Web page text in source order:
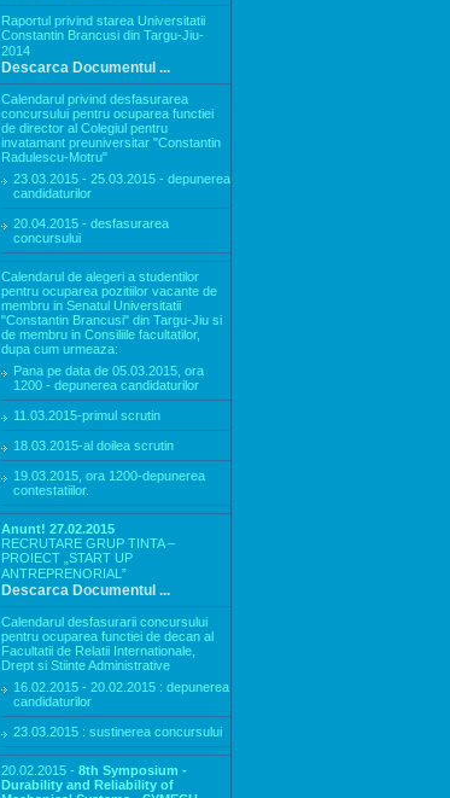
Raportul privind starea Universitatii
Constantin Brancusi din Targu-Jiu-
2014
Descarca Documentul ...
Calendarul privind desfasurarea
concursului pentru ocuparea functiei
de director al Colegiul pentru
invatamant preuniversitar "Constantin
Radulescu-Motru"
23.03.2015 - 25.03.2015 - depunerea
candidaturilor
20.04.2015 - desfasurarea
concursului
Calendarul de alegeri a studentilor
pentru ocuparea pozitiilor vacante de
membru in Senatul Universitatii
"Constantin Brancusi" din Targu-Jiu si
de membru in Consiliile facultatilor,
dupa cum urmeaza:
Pana pe data de 05.03.2015, ora
1200 - depunerea candidaturilor
11.03.2015-primul scrutin
18.03.2015-al doilea scrutin
19.03.2015, ora 1200-depunerea
contestatiilor.
Anunt! 27.02.2015
RECRUTARE GRUP TINTA –
PROIECT „START UP
ANTREPRENORIAL”
Descarca Documentul ...
Calendarul desfasurarii concursului
pentru ocuparea functiei de decan al
Facultatii de Relatii Internationale,
Drept si Stiinte Administrative
16.02.2015 - 20.02.2015 : depunerea
candidaturilor
23.03.2015 : sustinerea concursului
20.02.2015 - 8th Symposium -
Durability and Reliability of